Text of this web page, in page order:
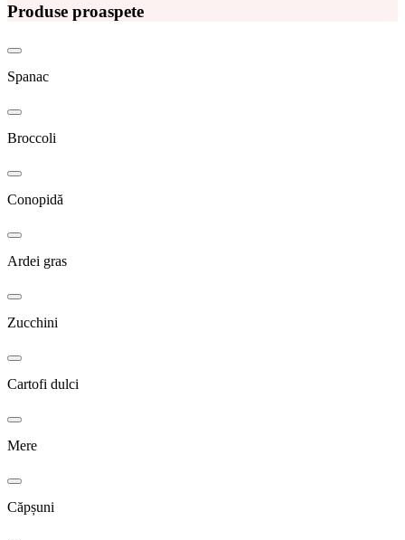
Produse proaspete
Spanac
Broccoli
Conopidă
Ardei gras
Zucchini
Cartofi dulci
Mere
Căpșuni